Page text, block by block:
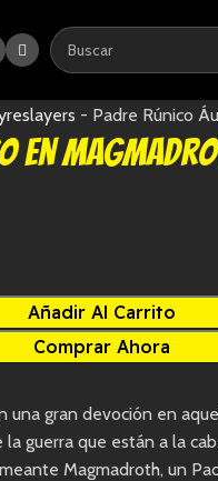
- Padre Rúnico
en
Añadir Al Carrito
Comprar Ahora
una gran devoción en
guerra que están a la
Magmadroth, un